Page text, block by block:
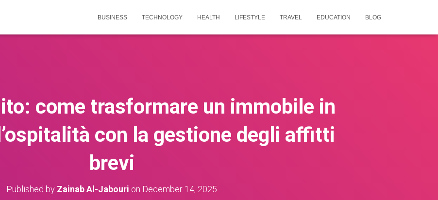
BUSINESS TECHNOLOGY HEALTH LIFESTYLE TRAVEL EDUCATION BLOG
come trasformare un immobile in
con la gestione degli affitti
brevi
Published by Zainab Al-Jabouri on December 14, 2025